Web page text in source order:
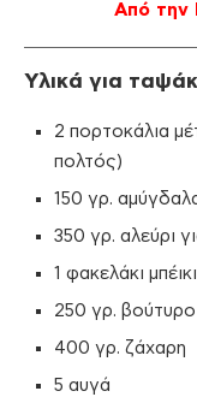
Από την
Υλικά για
2 πορτοκάλια
πολτός)
150 γρ.
350 γρ. αλεύρι
1 φακελάκι
250 γρ. βούτυρο
400 γρ. ζάχαρη
5 αυγά